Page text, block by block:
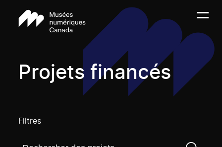
Projets financés
Filtres